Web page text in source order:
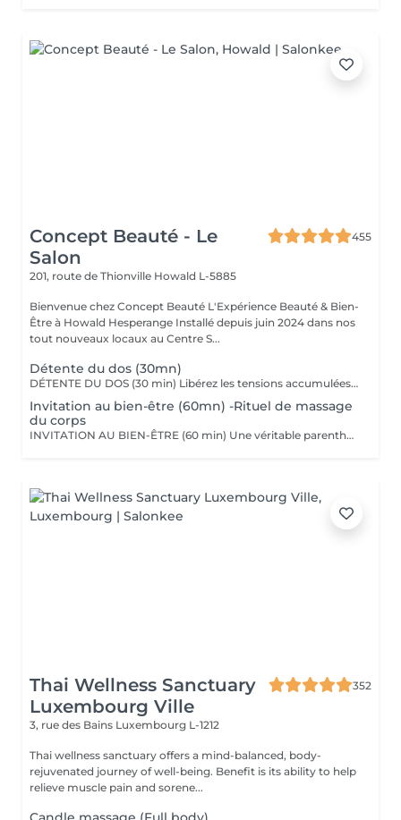
Concept Beauté - Le
Salon
455
201, route de Thionville Howald L-5885
Bienvenue chez Concept Beauté L'Expérience Beauté & Bien-
Être à Howald Hesperange Installé depuis juin 2024 dans nos
tout nouveaux locaux au Centre S...
Détente du dos (30mn)
DÉTENTE DU DOS (30 min) Libérez les tensions accumulées avec ce massage ciblé du dos, des épaules et de la nuque. Grâce à des manuvres profondes et enveloppantes, ce soin soulage les tensions musculaires, améliore la circulation et procure une sensation immédiate de relaxation. Nous utilisons les huiles aromatiques Comfort Zone, riches en extraits naturels apaisants, pour nourrir la peau tout en offrant un véritable moment de lâcher-prise. Comfort Zone, marque italienne de soins haut de gamme, allie science et nature pour offrir des produits efficaces, sensoriels et respectueux de l'environnement. Formulés avec des ingrédients d'origine naturelle et issus de l'agriculture régénérative, sans silicones ni parabènes, leurs produits garantissent une expérience bien-être complète, tout en respectant votre peau et la planète.
Invitation au bien-être (60mn) -Rituel de massage
du corps
INVITATION AU BIEN-ÊTRE (60 min) Une véritable parenthèse de relaxation avec un massage complet du corps qui harmonise les énergies et procure une détente profonde. Grâce à des mouvements fluides et enveloppants, ce soin relâche les tensions musculaires, apaise le mental et redonne vitalité et sérénité. Nous utilisons les huiles et baumes sensoriels Comfort Zone, enrichis en huiles essentielles et ingrédients issus de l'agriculture régénérative, pour une expérience à la fois relaxante et écoresponsable.
Thai Wellness Sanctuary
Luxembourg Ville
352
3, rue des Bains Luxembourg L-1212
Thai wellness sanctuary offers a mind-balanced, body-
rejuvenated journey of well-being. Benefit is its ability to help
relieve muscle pain and sorene...